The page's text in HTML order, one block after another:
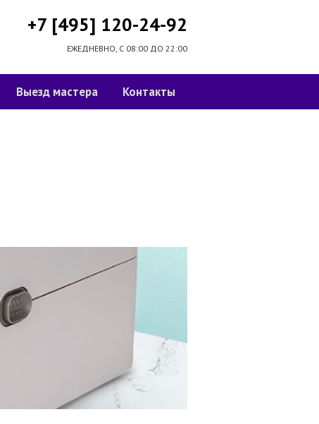
+7 [495] 120-24-92
ЕЖЕДНЕВНО, С 08:00 ДО 22:00
Выезд мастера Контакты